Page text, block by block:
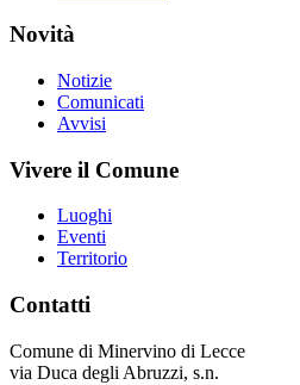
Novità
Notizie
Comunicati
Avvisi
Vivere il Comune
Luoghi
Eventi
Territorio
Contatti
Comune di Minervino di Lecce
via Duca degli Abruzzi, s.n.